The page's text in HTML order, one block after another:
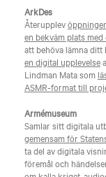
ArkDes
Återupplev
en bekväm plats
att behöva lämna ditt
en digital upplevelse
Lindman Mata som
ASMR-format till
Armémuseum
Samlar sitt digitala
gemensam för
ta del av digitala
föremål och